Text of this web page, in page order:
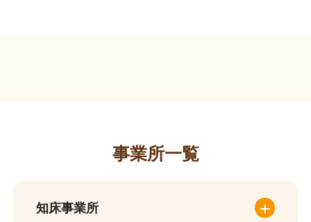
事業所一覧
知床事業所